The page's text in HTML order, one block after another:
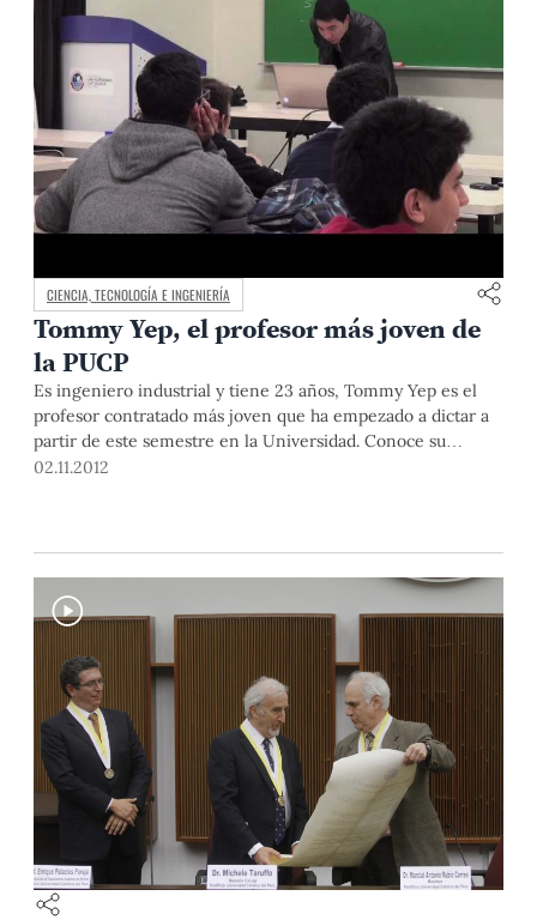
CIENCIA, TECNOLOGÍA E INGENIERÍA
Tommy Yep, el profesor más joven de
la PUCP
Es ingeniero industrial y tiene 23 años, Tommy Yep es el
profesor contratado más joven que ha empezado a dictar a
partir de este semestre en la Universidad. Conoce su
particular historia.
02.11.2012